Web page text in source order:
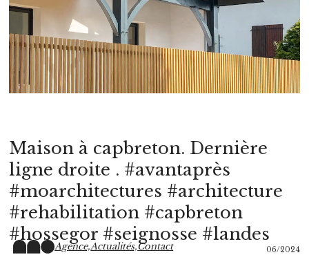
Maison à capbreton. Dernière
ligne droite . #avantaprès
#moarchitectures #architecture
#rehabilitation #capbreton
#hossegor #seignosse #landes
06/2024
Agence,Actualités,Contact